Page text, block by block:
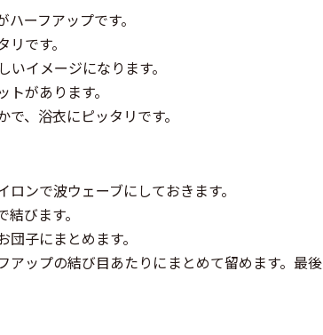
ーフアップです。
リです。
イメージになります。
があります。
、浴衣にピッタリです。
ロンで波ウェーブにしておきます。
びます。
子にまとめます。
アップの結び目あたりにまとめて留めます。最後